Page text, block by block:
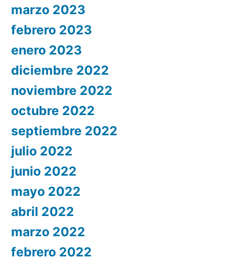
marzo 2023
febrero 2023
enero 2023
diciembre 2022
noviembre 2022
octubre 2022
septiembre 2022
julio 2022
junio 2022
mayo 2022
abril 2022
marzo 2022
febrero 2022